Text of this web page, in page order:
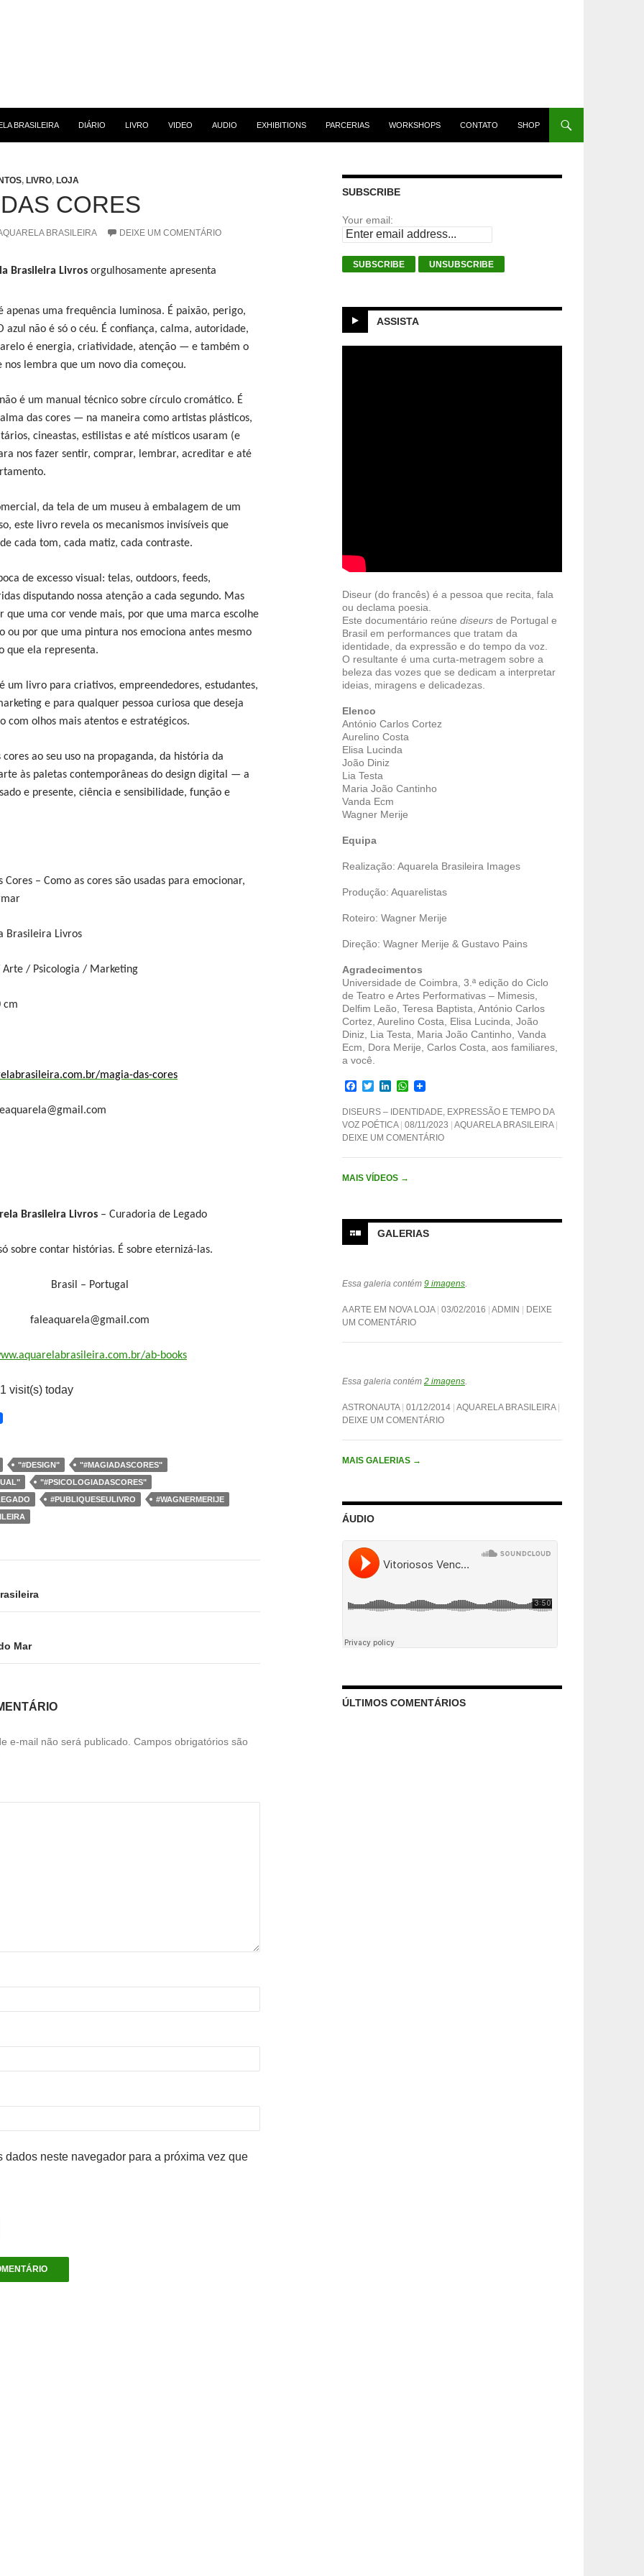
BRASILEIRA
DIÁRIO LIVRO VIDEO AUDIO EXHIBITIONS PARCERIAS WORKSHOPS CONTATO SHOP
, LIVRO, LOJA
CORES
BRASILEIRA DEIXE UM COMENTÁRIO
Brasileira Livros orgulhosamente apresenta
apenas uma frequência luminosa. É paixão, perigo,
azul não é só o céu. É confiança, calma, autoridade,
é energia, criatividade, atenção — e também o
nos lembra que um novo dia começou.
não é um manual técnico sobre círculo cromático. É
das cores — na maneira como artistas plásticos,
cineastas, estilistas e até místicos usaram (e
nos fazer sentir, comprar, lembrar, acreditar e até
da tela de um museu à embalagem de um
este livro revela os mecanismos invisíveis que
cada tom, cada matiz, cada contraste.
de excesso visual: telas, outdoors, feeds,
disputando nossa atenção a cada segundo. Mas
que uma cor vende mais, por que uma marca escolhe
ou por que uma pintura nos emociona antes mesmo
que ela representa.
é um livro para criativos, empreendedores, estudantes,
e para qualquer pessoa curiosa que deseja
com olhos mais atentos e estratégicos.
cores ao seu uso na propaganda, da história da
às paletas contemporâneas do design digital — a
e presente, ciência e sensibilidade, função e
Cores – Como as cores são usadas para emocionar,
Brasileira Livros
Arte / Psicologia / Marketing
cm
magia-das-cores
Brasileira Livros– Curadoria de Legado
sobre contar histórias. É sobre eternizá-las.
Brasil – Portugal
faleaquarela@gmail.com
ab-books
visit(s) today
"#DESIGN"
"#MAGIADASCORES"
"#PSICOLOGIADASCORES"
#PUBLIQUESEULIVRO
#WAGNERMERIJE
Mar
e-mail não será publicado. Campos obrigatórios são
dados neste navegador para a próxima vez que
SUBSCRIBE
Your email:
ASSISTA
Diseur (do francês) é a pessoa que recita, fala
ou declama poesia.
Este documentário reúne diseurs de Portugal e
Brasil em performances que tratam da
identidade, da expressão e do tempo da voz.
O resultante é uma curta-metragem sobre a
beleza das vozes que se dedicam a interpretar
ideias, miragens e delicadezas.
Elenco
António Carlos Cortez
Aurelino Costa
Elisa Lucinda
João Diniz
Lia Testa
Maria João Cantinho
Vanda Ecm
Wagner Merije
Equipa
Realização: Aquarela Brasileira Images
Produção: Aquarelistas
Roteiro: Wagner Merije
Direção: Wagner Merije & Gustavo Pains
Agradecimentos
Universidade de Coimbra, 3.ª edição do Ciclo
de Teatro e Artes Performativas – Mimesis,
Delfim Leão, Teresa Baptista, António Carlos
Cortez, Aurelino Costa, Elisa Lucinda, João
Diniz, Lia Testa, Maria João Cantinho, Vanda
Ecm, Dora Merije, Carlos Costa, aos familiares,
a você.
F
c
e
b
o
o
T
i
t
t
e
r
L
n
k
e
d
I
W
a
t
s
A
p
DISEURS – IDENTIDADE, EXPRESSÃO E TEMPO DA
VOZ POÉTICA
08/11/2023
AQUARELA BRASILEIRA
DEIXE UM COMENTÁRIO
MAIS VÍDEOS →
GALERIAS
Essa galeria contém 9 imagens
A ARTE EM NOVA LOJA 03/02/2016 ADMIN
DEIXE
UM COMENTÁRIO
Essa galeria contém 2 imagens
ASTRONAUTA 01/12/2014 AQUARELA BRASILEIRA
DEIXE UM COMENTÁRIO
MAIS GALERIAS →
ÁUDIO
ÚLTIMOS COMENTÁRIOS